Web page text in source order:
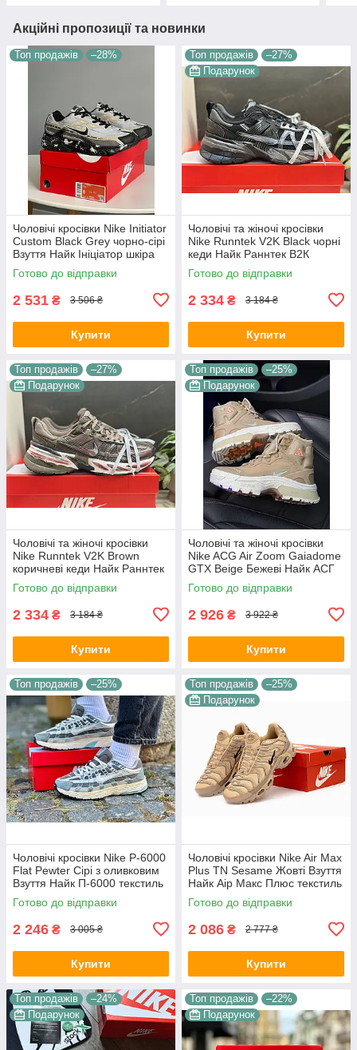
Акційні пропозиції та новинки
Топ продажів –28%
Чоловічі кросівки Nike Initiator
Custom Black Grey чорно-сірі
Взуття Найк Ініціатор шкіра
текстиль демісезонні для
хлопців
Готово до відправки
2 531 ₴ 3 506 ₴
Купити
Топ продажів
–27%
Подарунок
Чоловічі та жіночі кросівки
Nike Runntek V2K Black чорні
кеди Найк Раннтек В2К
текстиль демісезон унісекс
В'єтнам
Готово до відправки
2 334 ₴ 3 184 ₴
Купити
Топ продажів
–27%
Подарунок
Чоловічі та жіночі кросівки
Nike Runntek V2K Brown
коричневі кеди Найк Раннтек
В2К текстиль демісезон
унісекс В'єтнам
Готово до відправки
2 334 ₴ 3 184 ₴
Купити
Топ продажів
–25%
Подарунок
Чоловічі та жіночі кросівки
Nike ACG Air Zoom Gaiadome
GTX Beige Бежеві Найк АСГ
гума текстиль gore-tex осінь
зима унісекс
Готово до відправки
2 926 ₴ 3 922 ₴
Купити
Топ продажів –25%
Чоловічі кросівки Nike P-6000
Flat Pewter Сірі з оливковим
Взуття Найк П-6000 текстиль
сітка повсякденні демісезон
Готово до відправки
2 246 ₴ 3 005 ₴
Купити
Топ продажів
–25%
Подарунок
Чоловічі кросівки Nike Air Max
Plus TN Sesame Жовті Взуття
Найк Аір Макс Плюс текстиль
шкіра демісезон
Готово до відправки
2 086 ₴ 2 777 ₴
Купити
Топ продажів
–24%
Подарунок
Топ продажів
–22%
Подарунок